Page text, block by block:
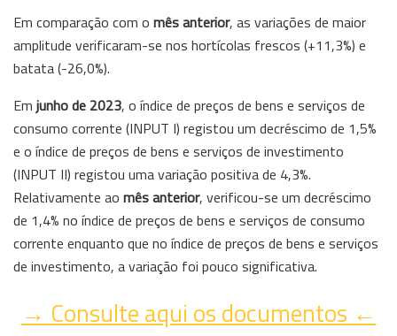
Em comparação com o mês anterior, as variações de maior
amplitude verificaram-se nos hortícolas frescos (+11,3%) e
batata (-26,0%).
Em junho de 2023, o índice de preços de bens e serviços de
consumo corrente (INPUT I) registou um decréscimo de 1,5%
e o índice de preços de bens e serviços de investimento
(INPUT II) registou uma variação positiva de 4,3%.
Relativamente ao mês anterior, verificou-se um decréscimo
de 1,4% no índice de preços de bens e serviços de consumo
corrente enquanto que no índice de preços de bens e serviços
de investimento, a variação foi pouco significativa.
→ Consulte aqui os documentos ←